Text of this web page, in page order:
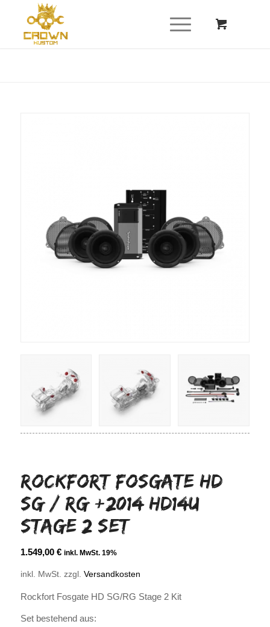
ROCKFORT FOSGATE HD
SG / RG +2014 HD14U
Stage 2 Set
1.549,00 € inkl. MwSt. 19%
inkl. MwSt. zzgl. Versandkosten
Rockfort Fosgate HD SG/RG Stage 2 Kit
Set bestehend aus: